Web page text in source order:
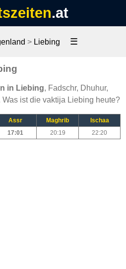
.at
> Liebing ☰
in Liebing, Fadschr, Dhuhur,
ist die vaktija Liebing heute?
Assr Maghrib
Ischaa
17:01 20:19 22:20